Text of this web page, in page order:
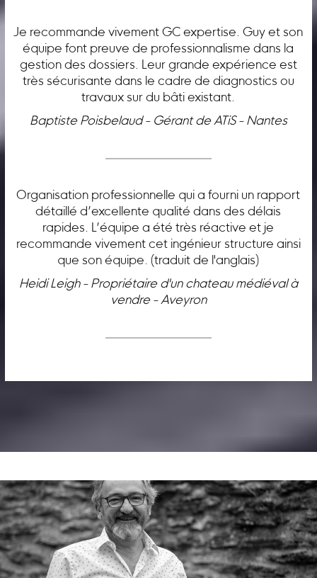
Je recommande vivement GC expertise. Guy et son
équipe font preuve de professionnalisme dans la
gestion des dossiers. Leur grande expérience est
très sécurisante dans le cadre de diagnostics ou
travaux sur du bâti existant.
Baptiste Poisbelaud - Gérant de ATiS - Nantes
Organisation professionnelle qui a fourni un rapport
détaillé d’excellente qualité dans des délais
rapides. L’équipe a été très réactive et je
recommande vivement cet ingénieur structure ainsi
que son équipe. (traduit de l'anglais)
Heidi Leigh - Propriétaire d'un chateau médiéval à
vendre - Aveyron